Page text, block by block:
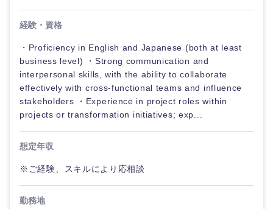
経験・資格
・Proficiency in English and Japanese (both at least
business level) ・Strong communication and
interpersonal skills, with the ability to collaborate
effectively with cross-functional teams and influence
stakeholders ・Experience in project roles within
projects or transformation initiatives; exp...
想定年収
※ご経験、スキルにより応相談
勤務地